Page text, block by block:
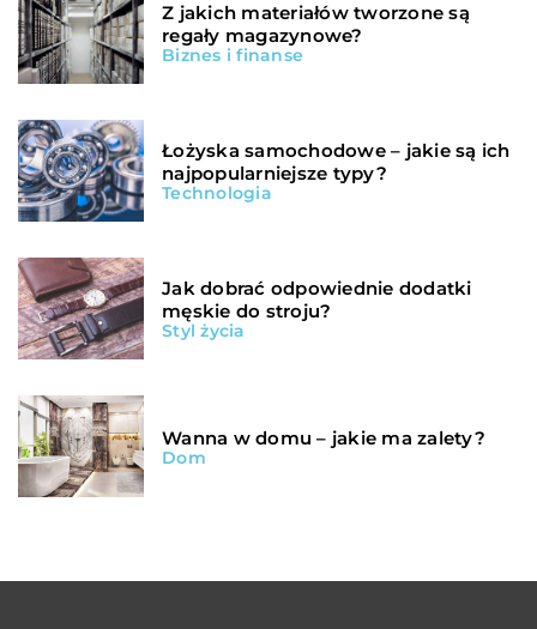
Z jakich materiałów tworzone są
regały magazynowe?
Biznes i finanse
Łożyska samochodowe – jakie są ich
najpopularniejsze typy?
Technologia
Jak dobrać odpowiednie dodatki
męskie do stroju?
Styl życia
Wanna w domu – jakie ma zalety?
Dom